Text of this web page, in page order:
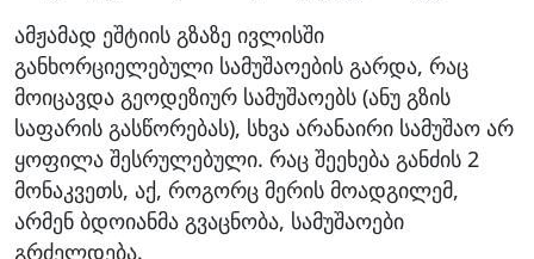
ამჟამად ეშტიის გზაზე ივლისში
განხორციელებული სამუშაოების გარდა, რაც
მოიცავდა გეოდეზიურ სამუშაოებს (ანუ გზის
საფარის გასწორებას), სხვა არანაირი სამუშაო არ
ყოფილა შესრულებული. რაც შეეხება განძის 2
მონაკვეთს, აქ, როგორც მერის მოადგილემ,
არმენ ბდოიანმა გვაცნობა, სამუშაოები
გრძელდება.